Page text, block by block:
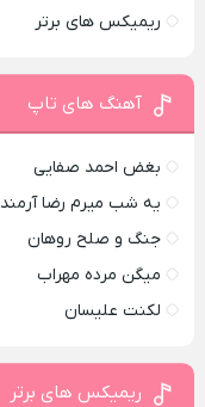
ریمیکس های برتر
آهنگ های تاپ
بغض احمد صفایی
یه شب میرم رضا آرمند
جنگ و صلح روهان
میگن مرده مهراب
لکنت علیسان
ریمیکس های برتر